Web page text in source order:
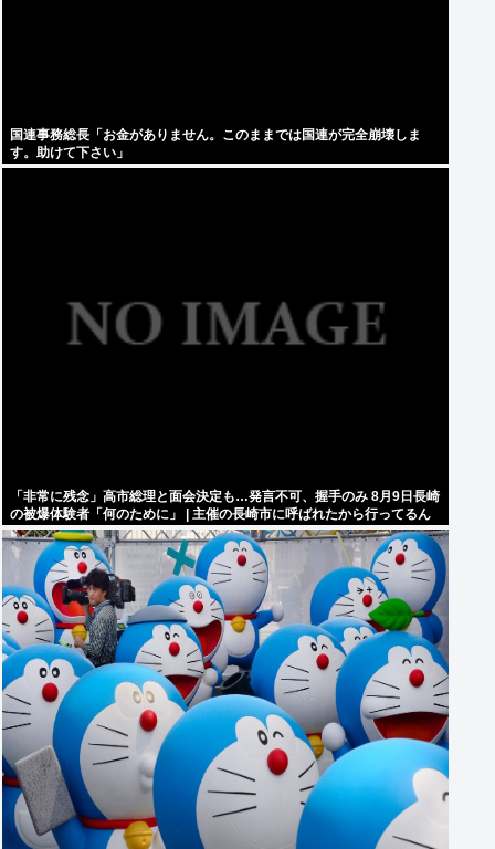
国連事務総長「お金がありません。このままでは国連が完全崩壊しま
す。助けて下さい」
「非常に残念」高市総理と面会決定も…発言不可、握手のみ 8月9日長崎
の被爆体験者「何のために」 | 主催の長崎市に呼ばれたから行ってるん
だろうに